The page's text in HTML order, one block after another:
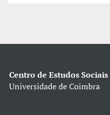
Centro de Estudos Sociais
Universidade de Coimbra